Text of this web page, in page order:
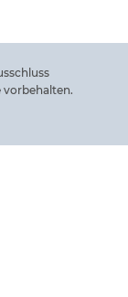
vorbehalten.